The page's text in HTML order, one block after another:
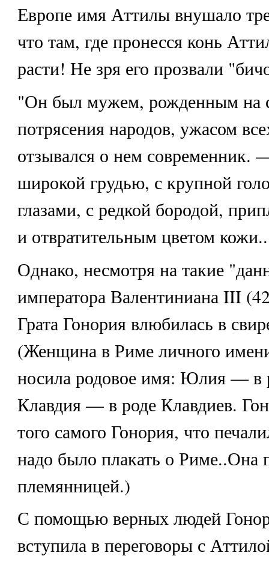
Европе имя Аттилы внушало
что там, где пронесся конь
расти! Не зря его прозвали
"Он был мужем, рожденным на
потрясения народов, ужасом
отзывался о нем современник.
широкой грудью, с крупной
глазами, с редкой бородой,
и отвратительным цветом
Однако, несмотря на такие
императора Валентиниана III
Грата Гонория влюбилась в
(Женщина в Риме личного
носила родовое имя: Юлия — в
Клавдия — в роде Клавдиев.
того самого Гонория, что
надо было плакать о Риме..Она
племянницей.)
С помощью верных людей
вступила в переговоры с